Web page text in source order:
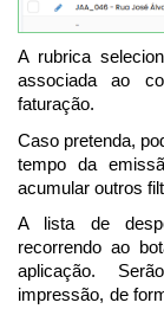
A rubrica
associada ao
faturação.
Caso pretenda,
tempo da
acumular outros
A lista de
recorrendo ao
aplicação.
impressão, de